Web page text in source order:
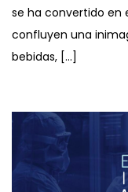
se ha convertido en
confluyen una
bebidas, […]